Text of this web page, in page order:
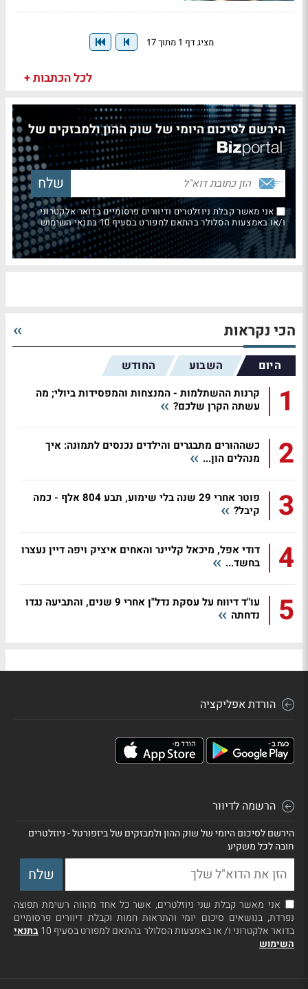
מציג דף 1 מתוך 17
לכל הכתבות +
הירשם לסיכום היומי של שוק ההון ולמבזקים של
אני מאשר קבלת ניוזלטרים ודיוורים פרסומיים בדואר אלקטרוני
ו/או באמצעות הסלולר בהתאם למפורט בסעיף 10 בתנאי השימוש
הכי נקראות
היום השבוע החודש
1
קרנות ההשתלמות - המנצחות והמפסידות ביולי; מה
עשתה הקרן שלכם?
2
כשההורים מתבגרים והילדים נכנסים לתמונה: איך
מנהלים הון...
3
פוטר אחרי 29 שנה בלי שימוע, תבע 804 אלף - כמה
קיבל?
4
דודי אפל, מיכאל קליינר והאחים איציק ויפה דיין נעצרו
בחשד...
5
עו"ד דיווח על עסקת נדל"ן אחרי 9 שנים, והתביעה נגדו
נדחתה
הורדת אפליקציה
הרשמה לדיוור
הירשם לסיכום היומי של שוק ההון ולמבזקים של ביזפורטל - ניוזלטרים
חובה לכל משקיע
אני מאשר קבלת שני ניוזלטרים, אשר כל אחד מהווה רשימת תפוצה
נפרדת, בנושאים סיכום יומי והתראות חמות וקבלת דיוורים פרסומיים
בדואר אלקטרוני ו/ או באמצעות הסלולר בהתאם למפורט בסעיף 10
בתנאי
השימוש